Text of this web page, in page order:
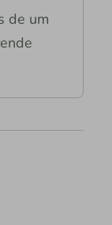
de um